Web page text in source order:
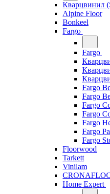
Кварцвинил
Alpine Floor
Bonkeel
Fargo
Fargo
Fargo
Fargo
Fargo
Fargo
Fargo
Fargo
Fargo
Floorwood
Tarkett
Vinilam
Home Expert